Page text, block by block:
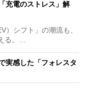
充電のストレス」解
シフト」の潮流も、
る。…
実感した「フォレスタ